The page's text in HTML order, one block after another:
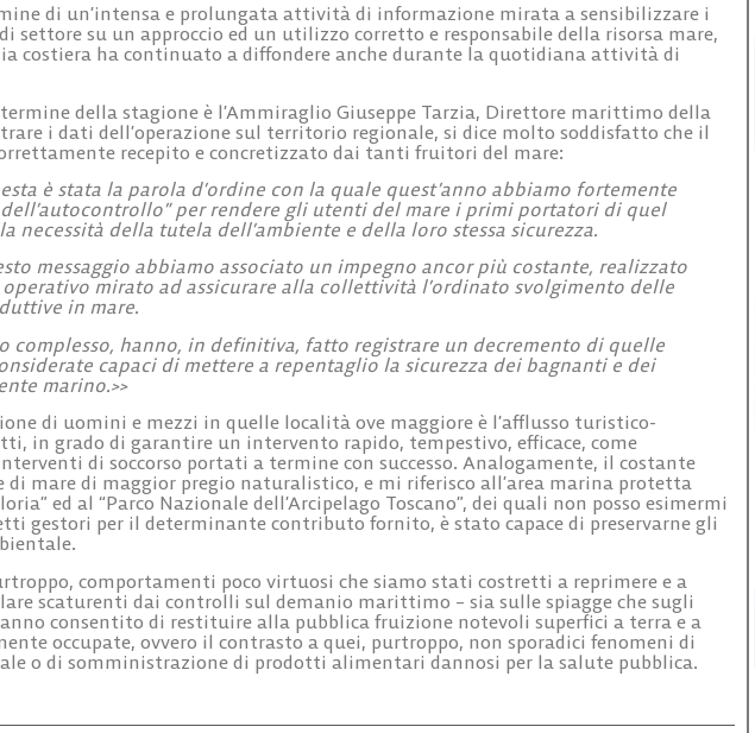
di un’intensa e prolungata attività di informazione mirata a sensibilizzare i
settore su un approccio ed un utilizzo corretto e responsabile della risorsa mare,
costiera ha continuato a diffondere anche durante la quotidiana attività di
della stagione è l’Ammiraglio Giuseppe Tarzia, Direttore marittimo della
i dati dell’operazione sul territorio regionale, si dice molto soddisfatto che il
recepito e concretizzato dai tanti fruitori del mare:
è stata la parola d’ordine con la quale quest’anno abbiamo fortemente
per rendere gli utenti del mare i primi portatori di quel
necessità della tutela dell’ambiente e della loro stessa sicurezza.
messaggio abbiamo associato un impegno ancor più costante, realizzato
mirato ad assicurare alla collettività l’ordinato svolgimento delle
in mare.
complesso, hanno, in definitiva, fatto registrare un decremento di quelle
capaci di mettere a repentaglio la sicurezza dei bagnanti e dei
marino.>>
di uomini e mezzi in quelle località ove maggiore è l’afflusso turistico-
in grado di garantire un intervento rapido, tempestivo, efficace, come
di soccorso portati a termine con successo. Analogamente, il costante
di mare di maggior pregio naturalistico, e mi riferisco all’area marina protetta
ed al “Parco Nazionale dell’Arcipelago Toscano”, dei quali non posso esimermi
gestori per il determinante contributo fornito, è stato capace di preservarne gli
comportamenti poco virtuosi che siamo stati costretti a reprimere e a
scaturenti dai controlli sul demanio marittimo – sia sulle spiagge che sugli
consentito di restituire alla pubblica fruizione notevoli superfici a terra e a
occupate, ovvero il contrasto a quei, purtroppo, non sporadici fenomeni di
o di somministrazione di prodotti alimentari dannosi per la salute pubblica.